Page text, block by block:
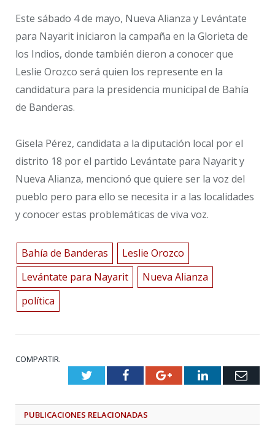
Este sábado 4 de mayo, Nueva Alianza y Levántate
para Nayarit iniciaron la campaña en la Glorieta de
los Indios, donde también dieron a conocer que
Leslie Orozco será quien los represente en la
candidatura para la presidencia municipal de Bahía
de Banderas.
Gisela Pérez, candidata a la diputación local por el
distrito 18 por el partido Levántate para Nayarit y
Nueva Alianza, mencionó que quiere ser la voz del
pueblo pero para ello se necesita ir a las localidades
y conocer estas problemáticas de viva voz.
Bahía de Banderas
Leslie Orozco
Levántate para Nayarit
Nueva Alianza
política
COMPARTIR.
TwitterFacebookGoogle+LinkedIn
PUBLICACIONES RELACIONADAS